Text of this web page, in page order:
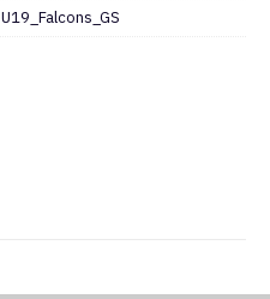
U19_Falcons_GS